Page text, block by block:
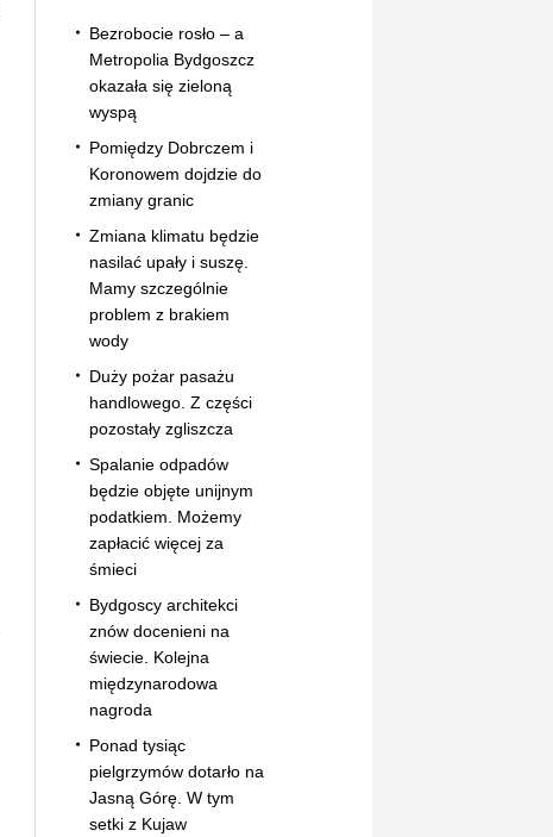
Bezrobocie rosło – a
Metropolia Bydgoszcz
okazała się zieloną
wyspą
Pomiędzy Dobrczem i
Koronowem dojdzie do
zmiany granic
Zmiana klimatu będzie
nasilać upały i suszę.
Mamy szczególnie
problem z brakiem
wody
Duży pożar pasażu
handlowego. Z części
pozostały zgliszcza
Spalanie odpadów
będzie objęte unijnym
podatkiem. Możemy
zapłacić więcej za
śmieci
Bydgoscy architekci
znów docenieni na
świecie. Kolejna
międzynarodowa
nagroda
Ponad tysiąc
pielgrzymów dotarło na
Jasną Górę. W tym
setki z Kujaw